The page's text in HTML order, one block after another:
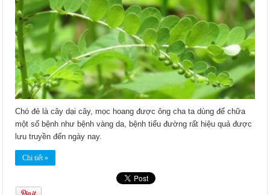
Chó đẻ là cây dại cây, mọc hoang được ông cha ta dùng để chữa
một số bệnh như bệnh vàng da, bệnh tiểu đường rất hiệu quả được
lưu truyền đến ngày nay.
Chi tiết »